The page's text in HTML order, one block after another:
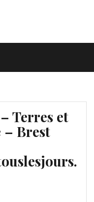
Terres et
– Brest